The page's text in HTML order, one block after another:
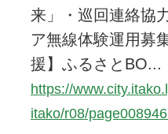
来」・巡回連絡協
ア無線体験運用募
援】ふるさとBO...
https://
itako/r08/